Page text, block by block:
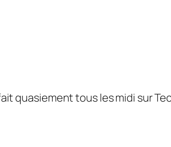
quasiement tous les midi sur